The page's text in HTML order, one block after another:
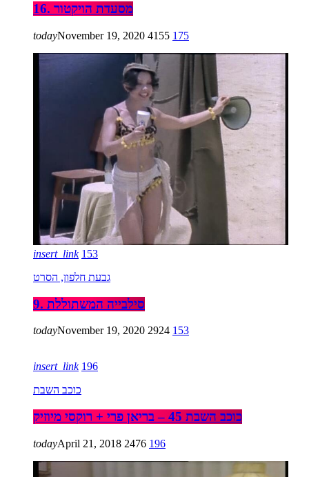
16. מסעדת הויקטור
todayNovember 19, 2020 4155 175
insert_link 153
גבעת חלפון, הסרט
9. סילבייה המשתוללת
todayNovember 19, 2020 2924 153
insert_link 196
כוכב השבת
כוכב השבת 45 – בריאן פרי + רוקסי מיוזיק
todayApril 21, 2018 2476 196